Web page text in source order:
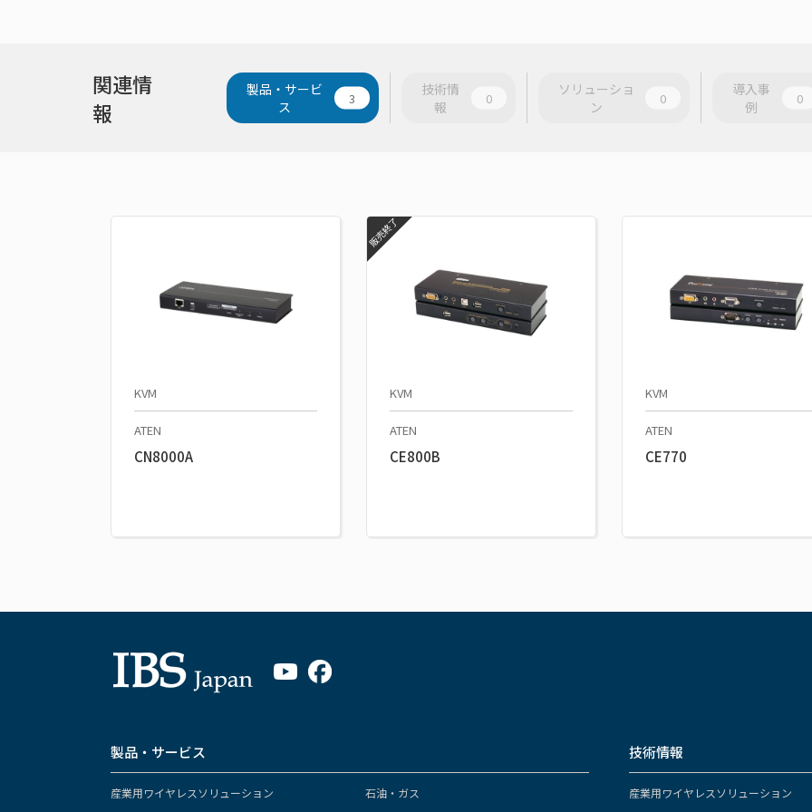
関連情
報
製品・サービ
ス
3
技術情
報
0
ソリューショ
ン
0
導入事
例
0
KVM
ATEN
CN8000A
販売終了
KVM
ATEN
CE800B
KVM
ATEN
CE770
製品・サービス
産業用ワイヤレスソリューション
石油・ガス
技術情報
産業用ワイヤレスソリューション